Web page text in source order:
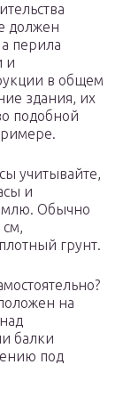
должен
перила
и
в общем
здания, их
подобной
учитывайте,
и
Обычно
грунт.
на
балки
под